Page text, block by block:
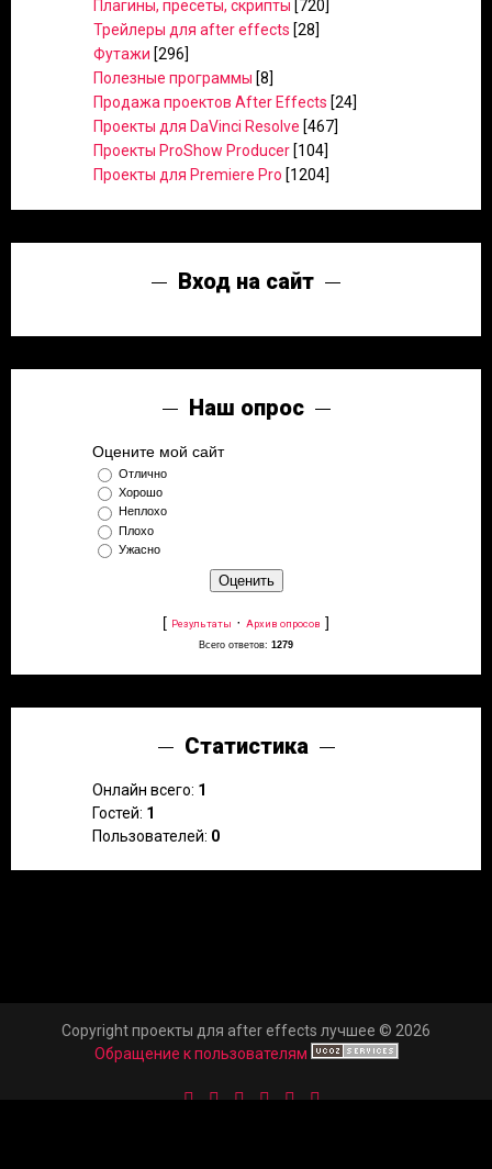
Плагины, пресеты, скрипты [720]
Трейлеры для after effects [28]
Футажи [296]
Полезные программы [8]
Продажа проектов After Effects [24]
Проекты для DaVinci Resolve [467]
Проекты ProShow Producer [104]
Проекты для Premiere Pro [1204]
Вход на сайт
Наш опрос
Оцените мой сайт
Отлично
Хорошо
Неплохо
Плохо
Ужасно
[ Результаты · Архив опросов ]
Всего ответов: 1279
Статистика
Онлайн всего: 1
Гостей: 1
Пользователей: 0
Copyright проекты для after effects лучшее © 2026
Обращение к пользователям